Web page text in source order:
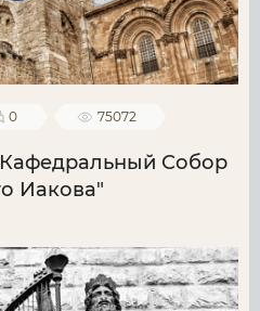
0 75072
Собор
Иакова"